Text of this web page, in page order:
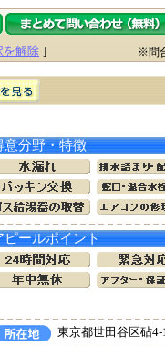
を解除 ] ※問
意分野・特徴
ピールポイント
東京都世田谷区砧